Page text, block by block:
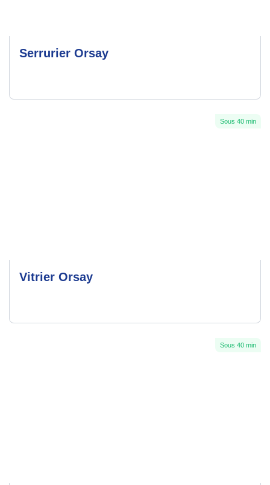
Serrurier Orsay
Sous 40 min
Vitrier Orsay
Sous 40 min